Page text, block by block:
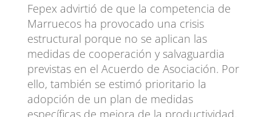
Fepex advirtió de que la competencia de
Marruecos ha provocado una crisis
estructural porque no se aplican las
medidas de cooperación y salvaguardia
previstas en el Acuerdo de Asociación. Por
ello, también se estimó prioritario la
adopción de un plan de medidas
específicas de mejora de la productividad,